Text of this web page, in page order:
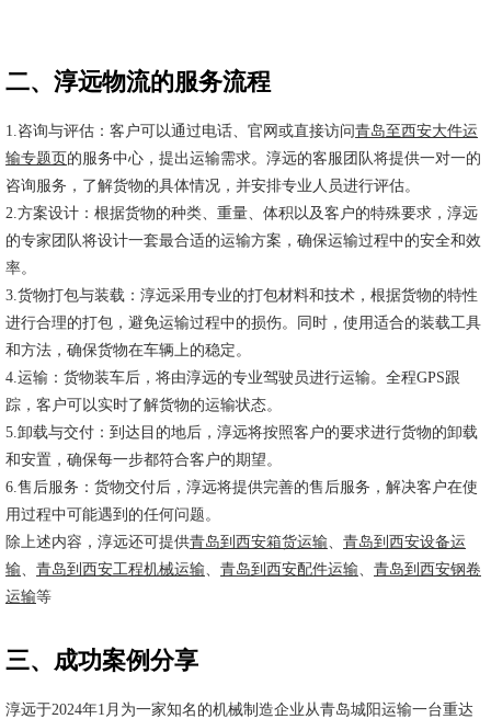
二、淳远物流的服务流程
1.咨询与评估：客户可以通过电话、官网或直接访问青岛至西安大件运
输专题页的服务中心，提出运输需求。淳远的客服团队将提供一对一的
咨询服务，了解货物的具体情况，并安排专业人员进行评估。
2.方案设计：根据货物的种类、重量、体积以及客户的特殊要求，淳远
的专家团队将设计一套最合适的运输方案，确保运输过程中的安全和效
率。
3.货物打包与装载：淳远采用专业的打包材料和技术，根据货物的特性
进行合理的打包，避免运输过程中的损伤。同时，使用适合的装载工具
和方法，确保货物在车辆上的稳定。
4.运输：货物装车后，将由淳远的专业驾驶员进行运输。全程GPS跟
踪，客户可以实时了解货物的运输状态。
5.卸载与交付：到达目的地后，淳远将按照客户的要求进行货物的卸载
和安置，确保每一步都符合客户的期望。
6.售后服务：货物交付后，淳远将提供完善的售后服务，解决客户在使
用过程中可能遇到的任何问题。
除上述内容，淳远还可提供青岛到西安箱货运输、 青岛到西安设备运
输、 青岛到西安工程机械运输、 青岛到西安配件运输、 青岛到西安钢卷
运输等
三、成功案例分享
淳远于2024年1月为一家知名的机械制造企业从青岛城阳运输一台重达